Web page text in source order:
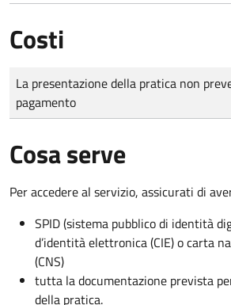
Costi
Tipo di pagamento
Importo
La presentazione della pratica non
pagamento
Cosa serve
Per accedere al servizio, assicurati di
SPID (sistema pubblico di identità
d’identità elettronica (CIE) o carta
(CNS)
tutta la documentazione prevista
della pratica.